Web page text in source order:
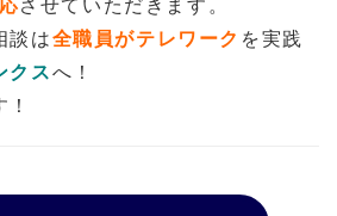
談は全職員がテレワーク を実践
クスへ！